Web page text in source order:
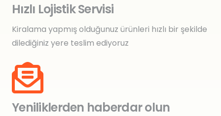
Hızlı Lojistik Servisi
Kiralama yapmış olduğunuz ürünleri hızlı bir şekilde
dilediğiniz yere teslim ediyoruz
Yeniliklerden haberdar olun